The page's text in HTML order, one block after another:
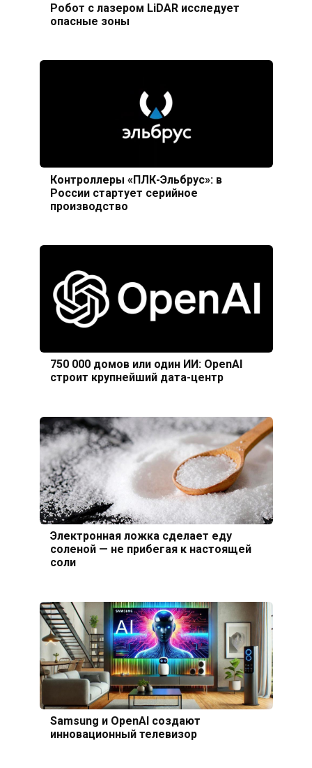
Робот с лазером LiDAR исследует
опасные зоны
Контроллеры «ПЛК-Эльбрус»: в
России стартует серийное
производство
750 000 домов или один ИИ: OpenAI
строит крупнейший дата-центр
Электронная ложка сделает еду
соленой — не прибегая к настоящей
соли
Samsung и OpenAI создают
инновационный телевизор